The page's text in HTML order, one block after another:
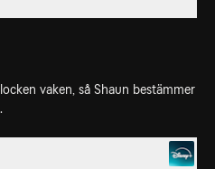
vaken, så Shaun bestämmer